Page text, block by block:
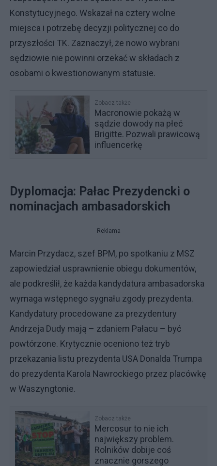
Konstytucyjnego. Wskazał na cztery wolne
miejsca i potrzebę decyzji politycznej co do
przyszłości TK. Zaznaczył, że nowo wybrani
sędziowie nie powinni orzekać w składach z
osobami o kwestionowanym statusie.
Zobacz także
Macronowie pokażą w
sądzie dowody na płeć
Brigitte. Pozwali prawicową
influencerkę
Dyplomacja: Pałac Prezydencki o
nominacjach ambasadorskich
Reklama
Marcin Przydacz, szef BPM, po spotkaniu z MSZ
zapowiedział usprawnienie obiegu dokumentów,
ale podkreślił, że każda kandydatura ambasadorska
wymaga wstępnego sygnału zgody prezydenta.
Kandydatury procedowane za prezydentury
Andrzeja Dudy mają – zdaniem Pałacu – być
powtórzone. Krytycznie oceniono też tryb
przekazania listu prezydenta USA Donalda Trumpa
do prezydenta Karola Nawrockiego przez placówkę
w Waszyngtonie.
Zobacz także
Mercosur to nie ich
największy problem.
Rolników dobije coś
znacznie gorszego